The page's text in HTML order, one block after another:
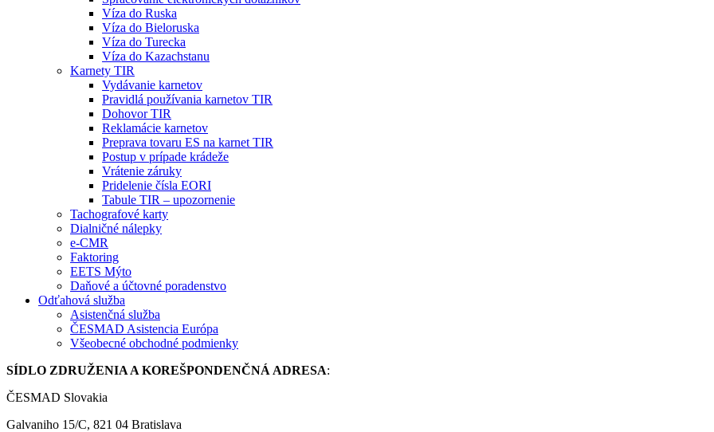
Víza do Ruska
Víza do Bieloruska
Víza do Turecka
Víza do Kazachstanu
Karnety TIR
Vydávanie karnetov
Pravidlá používania karnetov TIR
Dohovor TIR
Reklamácie karnetov
Preprava tovaru ES na karnet TIR
Postup v prípade krádeže
Vrátenie záruky
Pridelenie čísla EORI
Tabule TIR – upozornenie
Tachografové karty
Dialničné nálepky
e-CMR
Faktoring
EETS Mýto
Daňové a účtovné poradenstvo
Odťahová služba
Asistenčná služba
ČESMAD Asistencia Európa
Všeobecné obchodné podmienky
SÍDLO ZDRUŽENIA A KOREŠPONDENČNÁ ADRESA:
ČESMAD Slovakia
Galvaniho 15/C, 821 04 Bratislava